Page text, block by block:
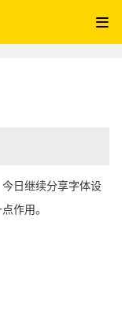
日继续分享字体设
作用。